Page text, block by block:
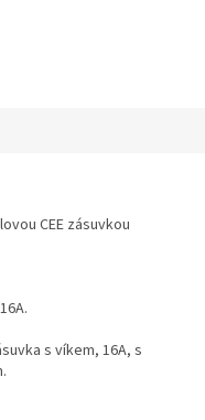
CEE zásuvkou
s víkem, 16A, s